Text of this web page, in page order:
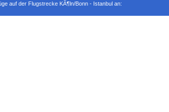
auf der Flugstrecke KÃ¶ln/Bonn - Istanbul an: